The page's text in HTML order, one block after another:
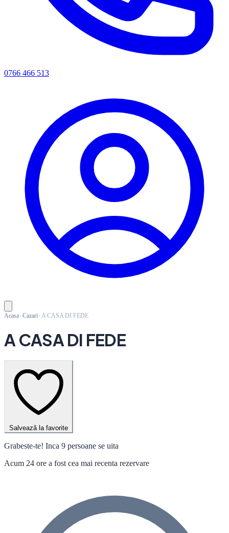
0766 466 513
Acasa Cazari A CASA DI FEDE
A CASA DI FEDE
Salvează la favorite
Grabeste-te! Inca 9 persoane se uita
Acum 24 ore a fost cea mai recenta rezervare